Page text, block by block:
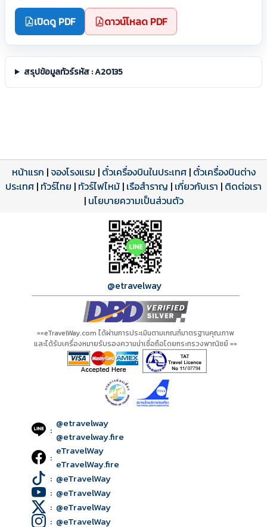
เปิดดู PDF ดาวน์โหลด PDF
สรุปข้อมูลทัวร์รหัส : A20135
โปรแกรมทัวร์
ดาวน์โหลด PDF
รีวิวลูกค้าจริง
รีวิวจาก eTravelWay
เปิดหน้าเต็ม
ใบอนุญาตนำเที่ยว
เลขที่ 11/11450
เปิดหน้าเต็ม
หน้าแรก |จองโรงแรม | ตั๋วเครื่องบินในประเทศ| ตั๋วเครื่องบินต่าง
ประเทศ | ทัวร์ไทย | ทัวร์ไฟไหม้ | เรือสำราญ | เกี่ยวกับเรา | ติดต่อเรา
| นโยบายความเป็นส่วนตัว
@etravelway
==eTravelWay.com ได้ผ่านการประเมินตามเกณฑ์มาตรฐานคุณภาพ
และได้รับเครื่องหมายรับรองความน่าเชื่อถือโดยกระทรวงพาณิชย์ ==
: @etravelway
@etravelway.fire
: eTravelWay
eTravelWay.fire
: @eTravelWay
: @eTravelWay
: @eTravelWay
: @eTravelWay